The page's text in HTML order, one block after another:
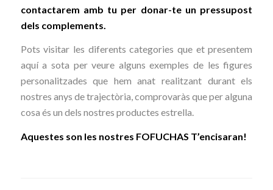
contactarem amb tu per donar-te un pressupost
dels complements.
Pots visitar les diferents categories que et presentem
aquí a sota per veure alguns exemples de les figures
personalitzades que hem anat realitzant durant els
nostres anys de trajectòria, comprovaràs que per alguna
cosa és un dels nostres productes estrella.
Aquestes son les nostres FOFUCHAS T’encisaran!